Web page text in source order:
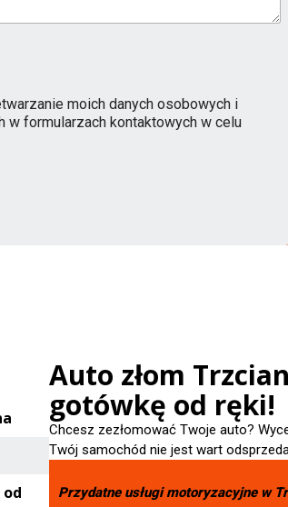
moich danych osobowych i
w formularzach kontaktowych w celu
Auto złom
gotówkę od ręki!
Chcesz zezłomować Twoje auto?
Twój samochód nie jest wart
Przydatne usługi motoryzacyjne w